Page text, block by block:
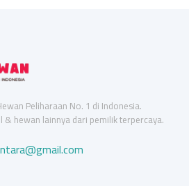
Peliharaan No. 1 di Indonesia.
& hewan lainnya dari pemilik terpercaya.